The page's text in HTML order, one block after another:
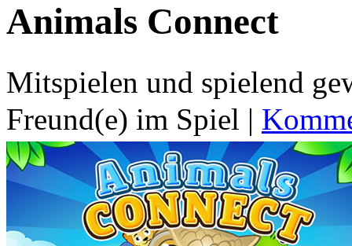
Animals Connect
Mitspielen und spielend
Freund(e) im Spiel |